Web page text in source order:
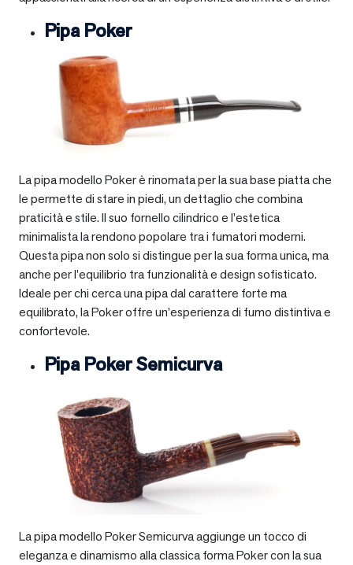
Pipa Poker
La pipa modello Poker è rinomata per la sua base piatta che
le permette di stare in piedi, un dettaglio che combina
praticità e stile. Il suo fornello cilindrico e l’estetica
minimalista la rendono popolare tra i fumatori moderni.
Questa pipa non solo si distingue per la sua forma unica, ma
anche per l’equilibrio tra funzionalità e design sofisticato.
Ideale per chi cerca una pipa dal carattere forte ma
equilibrato, la Poker offre un’esperienza di fumo distintiva e
confortevole.
Pipa Poker Semicurva
La pipa modello Poker Semicurva aggiunge un tocco di
eleganza e dinamismo alla classica forma Poker con la sua